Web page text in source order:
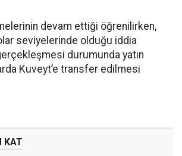
devam ettiği öğrenilirken,
seviyelerinde olduğu iddia
durumunda yatın
Kuveyt’e transfer edilmesi
KAT